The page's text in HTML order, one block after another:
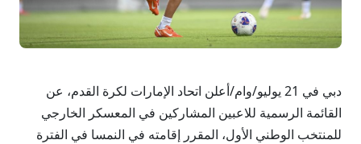
دبي في 21 يوليو/وام/أعلن اتحاد الإمارات لكرة القدم، عن
القائمة الرسمية للاعبين المشاركين في المعسكر الخارجي
للمنتخب الوطني الأول، المقرر إقامته في النمسا في الفترة